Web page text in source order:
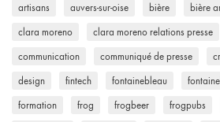
artisans auvers-sur-oise bière bière
clara moreno clara moreno relations presse
communication communiqué de presse
design fintech fontainebleau
formation frog frogbeer frogpubs